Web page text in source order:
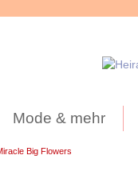
Mode & mehr
Big Flowers